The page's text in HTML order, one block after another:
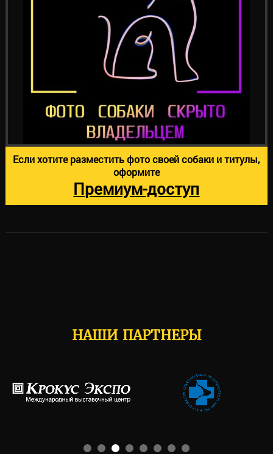
Если хотите разместить фото своей собаки и титулы,
оформите
Премиум-доступ
НАШИ ПАРТНЕРЫ